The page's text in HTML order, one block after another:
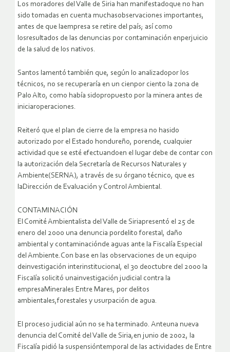
Los moradores del Valle de Siria han manifestadoque no han
sido tomadas en cuenta muchasobservaciones importantes,
antes de que laempresa se retire del país; así como
losresultados de las denuncias por contaminación enperjuicio
de la salud de los nativos.
Santos lamentó también que, según lo analizadopor los
técnicos, no se recuperaría en un cienpor ciento la zona de
Palo Alto, como había sidopropuesto por la minera antes de
iniciaroperaciones.
Reiteró que el plan de cierre de la empresa no hasido
autorizado por el Estado hondureño, porende, cualquier
actividad que se esté efectuandoen el lugar debe de contar con
la autorización dela Secretaría de Recursos Naturales y
Ambiente(SERNA), a través de su órgano técnico, que es
laDirección de Evaluación y Control Ambiental.
CONTAMINACIÓN
El Comité Ambientalista del Valle de Siriapresentó el 25 de
enero del 2000 una denuncia pordelito forestal, daño
ambiental y contaminaciónde aguas ante la Fiscalía Especial
del Ambiente.Con base en las observaciones de un equipo
deinvestigación interinstitucional, el 30 deoctubre del 2000 la
Fiscalía solicitó unainvestigación judicial contra la
empresaMinerales Entre Mares, por delitos
ambientales,forestales y usurpación de agua.
El proceso judicial aún no se ha terminado. Anteuna nueva
denuncia del Comité del Valle de Siria,en junio de 2002, la
Fiscalía pidió la suspensióntemporal de las actividades de Entre